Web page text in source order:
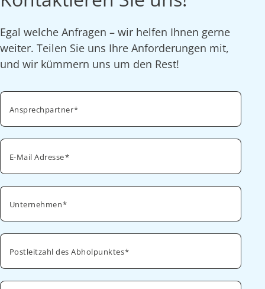
Egal welche Anfragen – wir helfen Ihnen gerne
weiter. Teilen Sie uns Ihre Anforderungen mit,
und wir kümmern uns um den Rest!
Ansprechpartner
E-Mail Adresse
Unternehmen
Postleitzahl des Abholpunktes